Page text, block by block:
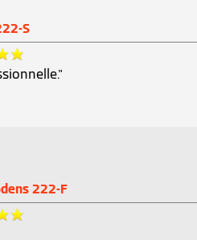
S
222-F